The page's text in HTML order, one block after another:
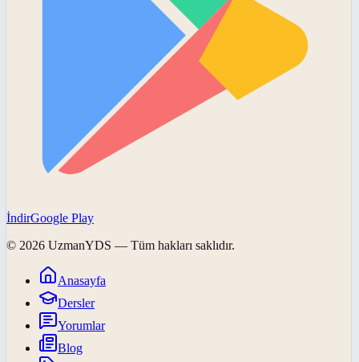
İndirGoogle Play
© 2026 UzmanYDS — Tüm hakları saklıdır.
Anasayfa
Dersler
Yorumlar
Blog